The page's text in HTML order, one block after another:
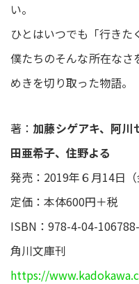
い。
ひとはいつでも「行きた
僕たちのそんな所在なさ
めきを切り取った物語。
著： 加藤シゲアキ、阿川
田亜希子、住野よる
発売：2019年６月14日（
定価：本体600円＋税
ISBN：978-4-04-
角川文庫刊
https://